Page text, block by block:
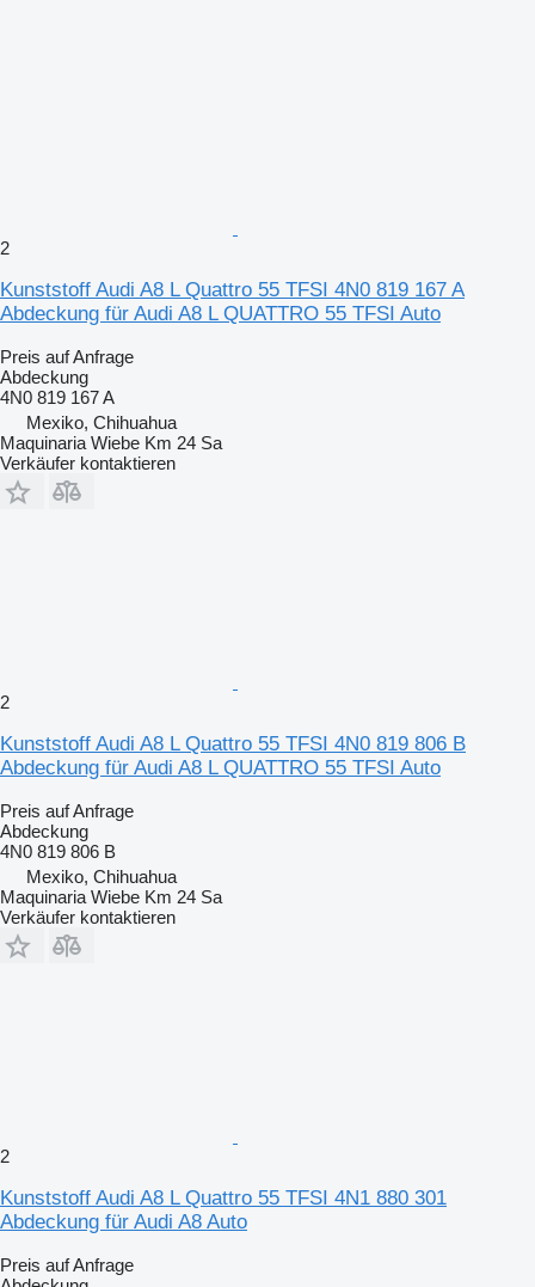
2
Kunststoff Audi A8 L Quattro 55 TFSI 4N0 819 167 A
Abdeckung für Audi A8 L QUATTRO 55 TFSI Auto
Preis auf Anfrage
Abdeckung
4N0 819 167 A
Mexiko, Chihuahua
Maquinaria Wiebe Km 24 Sa
Verkäufer kontaktieren
2
Kunststoff Audi A8 L Quattro 55 TFSI 4N0 819 806 B
Abdeckung für Audi A8 L QUATTRO 55 TFSI Auto
Preis auf Anfrage
Abdeckung
4N0 819 806 B
Mexiko, Chihuahua
Maquinaria Wiebe Km 24 Sa
Verkäufer kontaktieren
2
Kunststoff Audi A8 L Quattro 55 TFSI 4N1 880 301
Abdeckung für Audi A8 Auto
Preis auf Anfrage